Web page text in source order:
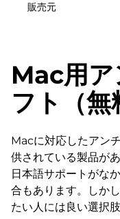
販売元
Mac用ア
フト（無
Macに対応したアン
供されている製品が
日本語サポートがな
合もあります。しか
たい人には良い選択肢